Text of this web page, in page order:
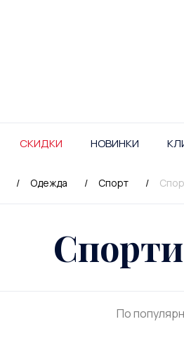
СКИДКИ НОВИНКИ
/ Одежда / Спорт /
По